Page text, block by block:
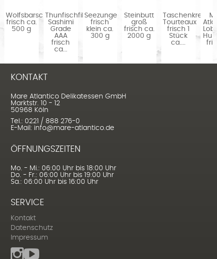
Wolfsbarsch
frisch ca.
500 g
Thunfischfilet
Sashimi
Grade
AAA
frisch
ca...
Seezunge
frisch
klein ca.
300 g
Steinbutt
groß
frisch ca.
2000 g
Taschenkrebse
Tourteaux
frisch 1
Stück
ca....
KONTAKT
Mare Atlantico Delikatessen GmbH
Marktstr. 10 - 12
50968 Köln
Tel.: 0221 / 888 276-0
E-Mail: info@mare-atlantico.de
ÖFFNUNGSZEITEN
Mo. - Mi.: 06:00 Uhr bis 18:00 Uhr
Do. - Fr.: 06:00 Uhr bis 19:00 Uhr
Sa.: 06:00 Uhr bis 16:00 Uhr
SERVICE
Kontakt
Datenschutz
Impressum